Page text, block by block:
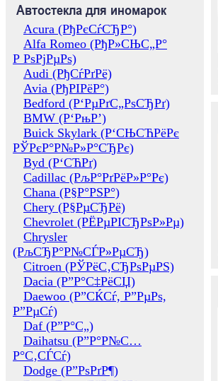
Автостекла для иномарок
Acura (РђРєСѓСЂР°)
Alfa Romeo (РђР»СЊС„Р°
Р РѕРјРµРѕ)
Audi (РђСѓРґРё)
Avia (РђРІРёР°)
Bedford (Р‘РµРґС„РѕСЂРґ)
BMW (Р‘РњР’)
Buick Skylark (Р‘СЊСЋРёРє
РЎРєР°Р№Р»Р°СЂРє)
Byd (Р‘СЋРґ)
Cadillac (РљР°РґРёР»Р°Рє)
Chana (Р§Р°РЅР°)
Chery (Р§РµСЂРё)
Chevrolet (РЁРµРІСЂРѕР»Рµ)
Chrysler
(РљСЂР°Р№СЃР»РµСЂ)
Citroen (РЎРёС‚СЂРѕРµРЅ)
Dacia (Р”Р°С‡РёСЏ)
Daewoo (Р”СЌСѓ, Р”РµРѕ,
Р”РµСѓ)
Daf (Р”Р°С„)
Daihatsu (Р”Р°Р№С…
Р°С‚СЃСѓ)
Dodge (Р”РѕРґР¶)